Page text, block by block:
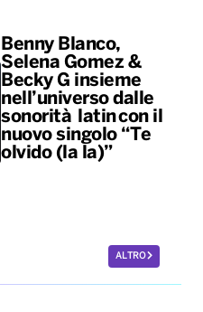
Benny Blanco,
Selena Gomez &
Becky G insieme
nell’universo dalle
sonorità latin con il
nuovo singolo “Te
olvido (la la)”
ALTRO